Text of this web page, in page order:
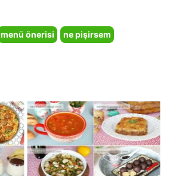
menü önerisi
ne pişirsem